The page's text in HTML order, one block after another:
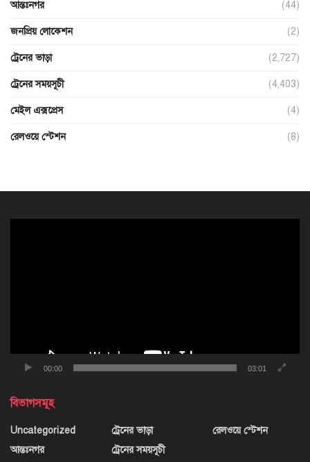
আন্তঃনগর (44)
জনপ্রিয় লোকেশন (2)
ট্রেনের ভাড়া (2,727)
ট্রেনের সময়সূচী (4,403)
মেইল এক্সপ্রেস (4)
রেলওয়ে স্টেশন (8)
00:00 03:01
বিভাগসমূহ
Uncategorized
আন্তঃনগর
ট্রেনের ভাড়া
ট্রেনের সময়সূচী
রেলওয়ে স্টেশন